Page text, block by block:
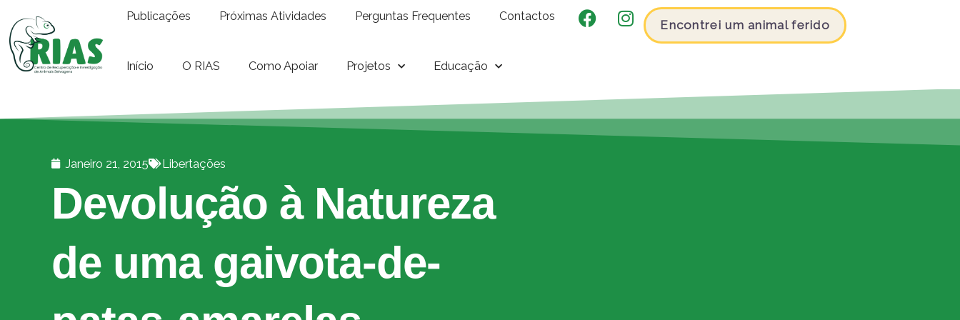
Publicações Próximas Atividades Perguntas Frequentes Contactos
Encontrei um animal ferido
Início O RIAS Como Apoiar Projetos Educação
Janeiro 21, 2015 Libertações
Devolução à Natureza
de uma gaivota-de-